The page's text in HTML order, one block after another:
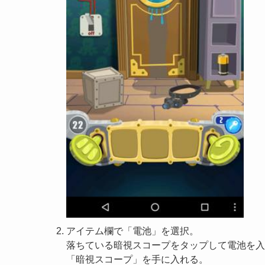
アイテム欄で「電池」を選択。
落ちている暗視スコープをタップして電池を
「暗視スコープ」を手に入れる。